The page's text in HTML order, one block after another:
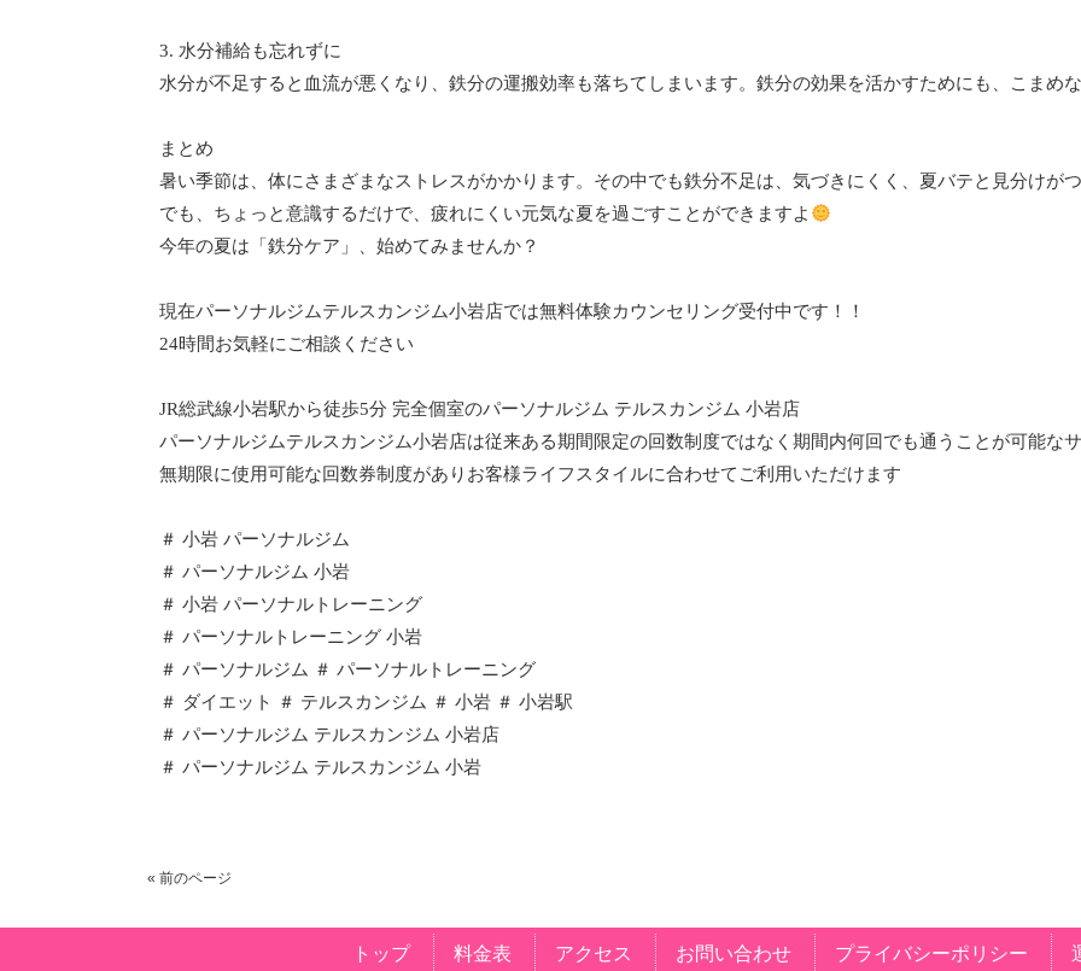
3. 水分補給も忘れずに
水分が不足すると血流が悪くなり、鉄分の運搬効率も落ちてしまいます。鉄分の効果を活かすためにも、こまめ
まとめ
暑い季節は、体にさまざまなストレスがかかります。その中でも鉄分不足は、気づきにくく、夏バテと見分けが
でも、ちょっと意識するだけで、疲れにくい元気な夏を過ごすことができますよ
今年の夏は「鉄分ケア」、始めてみませんか？
現在パーソナルジムテルスカンジム小岩店では無料体験カウンセリング受付中です！！
24時間お気軽にご相談ください
JR総武線小岩駅から徒歩5分 完全個室のパーソナルジム テルスカンジム 小岩店
パーソナルジムテルスカンジム小岩店は従来ある期間限定の回数制度ではなく期間内何回でも通うことが可能な
無期限に使用可能な回数券制度がありお客様ライフスタイルに合わせてご利用いただけます
＃ 小岩 パーソナルジム
＃ パーソナルジム 小岩
＃ 小岩 パーソナルトレーニング
＃ パーソナルトレーニング 小岩
＃ パーソナルジム ＃ パーソナルトレーニング
＃ ダイエット ＃ テルスカンジム ＃ 小岩 ＃ 小岩駅
＃ パーソナルジム テルスカンジム 小岩店
＃ パーソナルジム テルスカンジム 小岩
« 前のページ
トップ 料金表 アクセス お問い合わせ プライバシーポリシー